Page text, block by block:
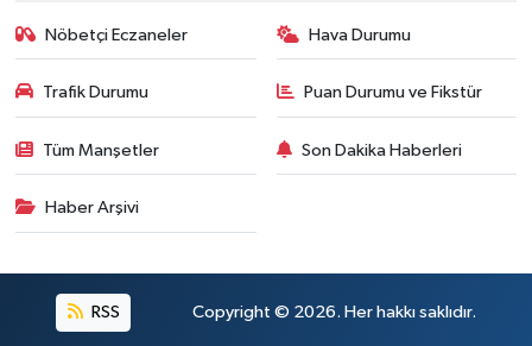
Nöbetçi Eczaneler Hava Durumu
Trafik Durumu Puan Durumu ve Fikstür
Tüm Manşetler Son Dakika Haberleri
Haber Arşivi
RSS Copyright © 2026. Her hakkı saklıdır.